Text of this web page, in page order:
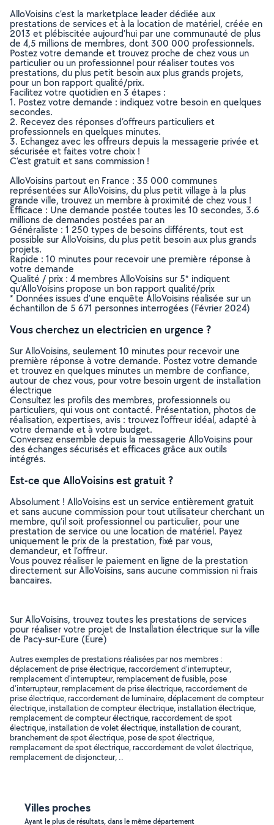
AlloVoisins c’est la marketplace leader dédiée aux
prestations de services et à la location de matériel, créée en
2013 et plébiscitée aujourd’hui par une communauté de plus
de 4,5 millions de membres, dont 300 000 professionnels.
Postez votre demande et trouvez proche de chez vous un
particulier ou un professionnel pour réaliser toutes vos
prestations, du plus petit besoin aux plus grands projets,
pour un bon rapport qualité/prix.
Facilitez votre quotidien en 3 étapes :
1. Postez votre demande : indiquez votre besoin en quelques
secondes.
2. Recevez des réponses d’offreurs particuliers et
professionnels en quelques minutes.
3. Echangez avec les offreurs depuis la messagerie privée et
sécurisée et faites votre choix !
C’est gratuit et sans commission !
AlloVoisins partout en France : 35 000 communes
représentées sur AlloVoisins, du plus petit village à la plus
grande ville, trouvez un membre à proximité de chez vous !
Efficace : Une demande postée toutes les 10 secondes, 3.6
millions de demandes postées par an
Généraliste : 1 250 types de besoins différents, tout est
possible sur AlloVoisins, du plus petit besoin aux plus grands
projets.
Rapide : 10 minutes pour recevoir une première réponse à
votre demande
Qualité / prix : 4 membres AlloVoisins sur 5* indiquent
qu’AlloVoisins propose un bon rapport qualité/prix
* Données issues d’une enquête AlloVoisins réalisée sur un
échantillon de 5 671 personnes interrogées (Février 2024)
Vous cherchez un electricien en urgence ?
Sur AlloVoisins, seulement 10 minutes pour recevoir une
première réponse à votre demande. Postez votre demande
et trouvez en quelques minutes un membre de confiance,
autour de chez vous, pour votre besoin urgent de installation
électrique
Consultez les profils des membres, professionnels ou
particuliers, qui vous ont contacté. Présentation, photos de
réalisation, expertises, avis : trouvez l'offreur idéal, adapté à
votre demande et à votre budget.
Conversez ensemble depuis la messagerie AlloVoisins pour
des échanges sécurisés et efficaces grâce aux outils
intégrés.
Est-ce que AlloVoisins est gratuit ?
Absolument ! AlloVoisins est un service entièrement gratuit
et sans aucune commission pour tout utilisateur cherchant un
membre, qu’il soit professionnel ou particulier, pour une
prestation de service ou une location de matériel. Payez
uniquement le prix de la prestation, fixé par vous,
demandeur, et l’offreur.
Vous pouvez réaliser le paiement en ligne de la prestation
directement sur AlloVoisins, sans aucune commission ni frais
bancaires.
Sur AlloVoisins, trouvez toutes les prestations de services
pour réaliser votre projet de Installation électrique sur la ville
de Pacy-sur-Eure (Eure)
Autres exemples de prestations réalisées par nos membres :
déplacement de prise électrique, raccordement d'interrupteur,
remplacement d'interrupteur, remplacement de fusible, pose
d'interrupteur, remplacement de prise électrique, raccordement de
prise électrique, raccordement de luminaire, déplacement de compteur
électrique, installation de compteur électrique, installation électrique,
remplacement de compteur électrique, raccordement de spot
électrique, installation de volet électrique, installation de courant,
branchement de spot électrique, pose de spot électrique,
remplacement de spot électrique, raccordement de volet électrique,
remplacement de disjoncteur, ..
Villes proches
Ayant le plus de résultats, dans le même département